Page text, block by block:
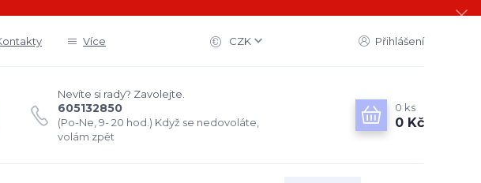
Více CZK Přihlášení
Nevíte si rady? Zavolejte.
605132850
(Po-Ne, 9- 20 hod.) Když se nedovoláte,
volám zpět
0 ks
0 Kč